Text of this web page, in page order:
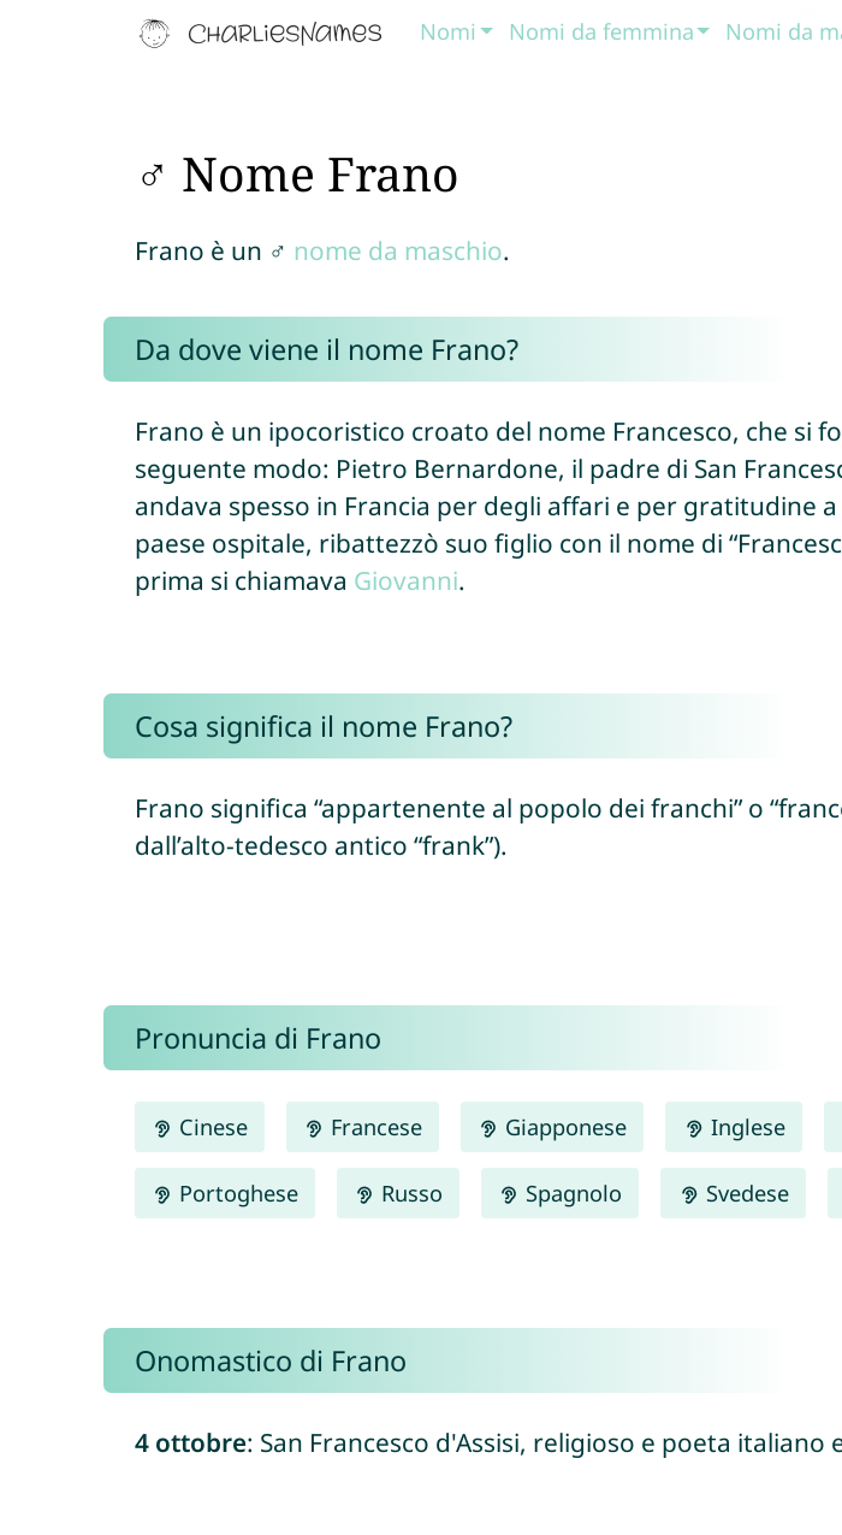
Nomi Nomi da femmina Nomi da
♂ Nome Frano
Frano è un ♂ nome da maschio.
Da dove viene il nome Frano?
Frano è un ipocoristico croato del nome Francesco, che si
seguente modo: Pietro Bernardone, il padre di San
andava spesso in Francia per degli affari e per gratitudine
paese ospitale, ribattezzò suo figlio con il nome di
prima si chiamava Giovanni.
Cosa significa il nome Frano?
Frano significa “appartenente al popolo dei franchi” o
dall’alto-tedesco antico “frank”).
Pronuncia di Frano
Cinese Francese Giapponese Inglese
Portoghese Russo Spagnolo Svedese
Onomastico di Frano
4 ottobre: San Francesco d'Assisi, religioso e poeta